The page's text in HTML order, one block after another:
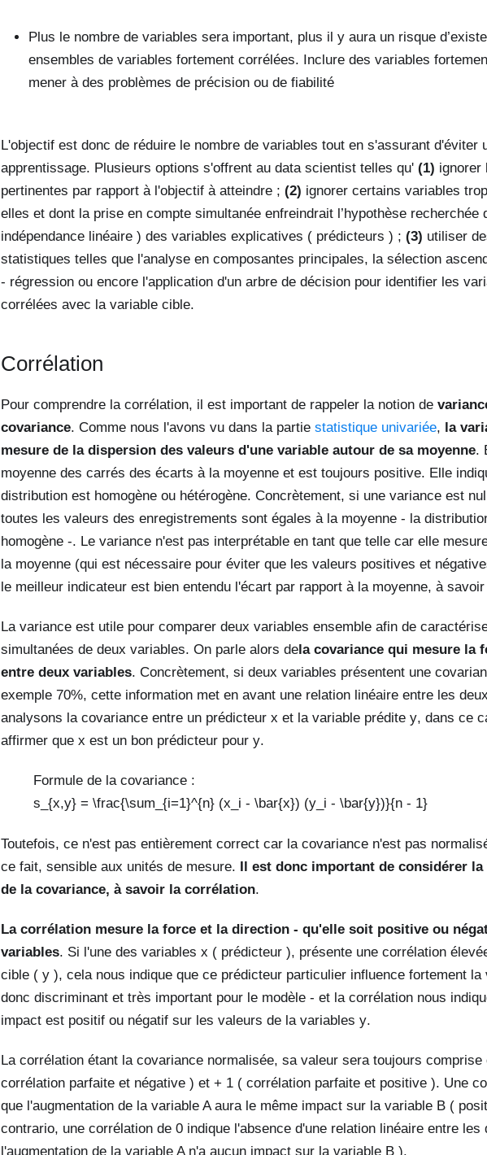
Plus le nombre de variables sera important, plus il y aura un risque
ensembles de variables fortement corrélées. Inclure des variables
mener à des problèmes de précision ou de fiabilité
L'objectif est donc de réduire le nombre de variables tout en s'assurant d'éviter
apprentissage. Plusieurs options s'offrent au data scientist telles qu' (1) ignorer
pertinentes par rapport à l'objectif à atteindre ; (2) ignorer certains variables
elles et dont la prise en compte simultanée enfreindrait l’hypothèse recherchée
indépendance linéaire ) des variables explicatives ( prédicteurs ) ; (3) utiliser
statistiques telles que l'analyse en composantes principales, la sélection
- régression ou encore l'application d'un arbre de décision pour identifier les
corrélées avec la variable cible.
Corrélation
Pour comprendre la corrélation, il est important de rappeler la notion de
covariance. Comme nous l'avons vu dans la partie statistique univariée, la
mesure de la dispersion des valeurs d'une variable autour de sa moyenne.
moyenne des carrés des écarts à la moyenne et est toujours positive. Elle
distribution est homogène ou hétérogène. Concrètement, si une variance est
toutes les valeurs des enregistrements sont égales à la moyenne - la
homogène -. Le variance n'est pas interprétable en tant que telle car elle
la moyenne (qui est nécessaire pour éviter que les valeurs positives et
le meilleur indicateur est bien entendu l'écart par rapport à la moyenne, à
La variance est utile pour comparer deux variables ensemble afin de
simultanées de deux variables. On parle alors dela covariance qui mesure la
entre deux variables. Concrètement, si deux variables présentent une
exemple 70%, cette information met en avant une relation linéaire entre les
analysons la covariance entre un prédicteur x et la variable prédite y, dans ce
affirmer que x est un bon prédicteur pour y.
Formule de la covariance :
s_{x,y} = \frac{\sum_{i=1}^{n} (x_i - \bar{x}) (y_i - \bar{y})}{n - 1}
Toutefois, ce n'est pas entièrement correct car la covariance n'est pas
ce fait, sensible aux unités de mesure. Il est donc important de considérer
de la covariance, à savoir la corrélation.
La corrélation mesure la force et la direction - qu'elle soit positive ou
variables. Si l'une des variables x ( prédicteur ), présente une corrélation
cible ( y ), cela nous indique que ce prédicteur particulier influence fortement
donc discriminant et très important pour le modèle - et la corrélation nous
impact est positif ou négatif sur les valeurs de la variables y.
La corrélation étant la covariance normalisée, sa valeur sera toujours comprise
corrélation parfaite et négative ) et + 1 ( corrélation parfaite et positive ). Une
que l'augmentation de la variable A aura le même impact sur la variable B (
contrario, une corrélation de 0 indique l'absence d'une relation linéaire entre les
l'augmentation de la variable A n'a aucun impact sur la variable B ).